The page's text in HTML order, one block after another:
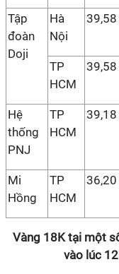
Tập
đoàn
Doji
Hà
Nội
39,58
TP
HCM
39,58
Hệ
thống
PNJ
TP
HCM
39,18
Mi
Hồng
TP
HCM
36,20
Vàng 18K tại một
vào lúc